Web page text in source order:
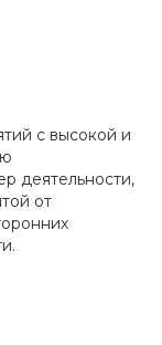
с высокой и
деятельности,
от